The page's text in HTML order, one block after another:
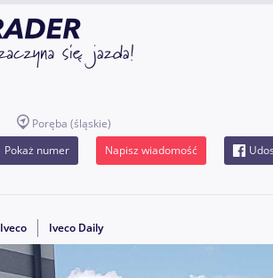
Poręba (śląskie)
Pokaż numer Napisz wiadomość
Iveco Iveco Daily